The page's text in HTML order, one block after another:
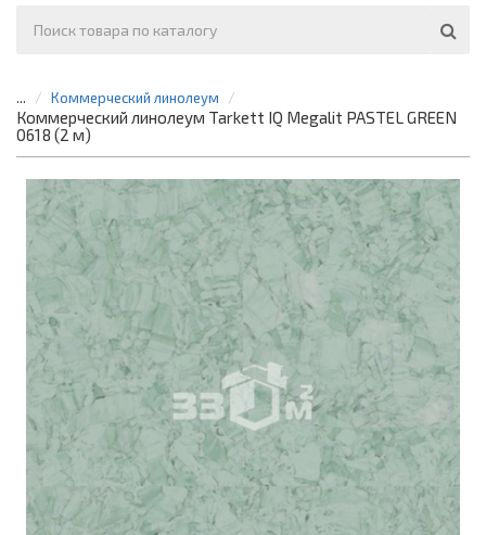
... Коммерческий линолеум
Коммерческий линолеум Tarkett IQ Megalit PASTEL GREEN
0618 (2 м)